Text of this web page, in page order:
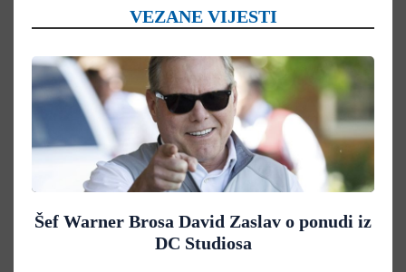
VEZANE VIJESTI
Šef Warner Brosa David Zaslav o ponudi iz
DC Studiosa